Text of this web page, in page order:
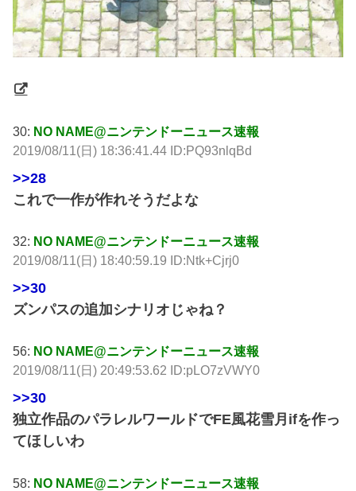
30: NO NAME@ニンテンドーニュース速報
2019/08/11(日) 18:36:41.44 ID:PQ93nlqBd
>>28
これで一作が作れそうだよな
32: NO NAME@ニンテンドーニュース速報
2019/08/11(日) 18:40:59.19 ID:Ntk+Cjrj0
>>30
ズンパスの追加シナリオじゃね？
56: NO NAME@ニンテンドーニュース速報
2019/08/11(日) 20:49:53.62 ID:pLO7zVWY0
>>30
独立作品のパラレルワールドでFE風花雪月ifを作っ
てほしいわ
58: NO NAME@ニンテンドーニュース速報